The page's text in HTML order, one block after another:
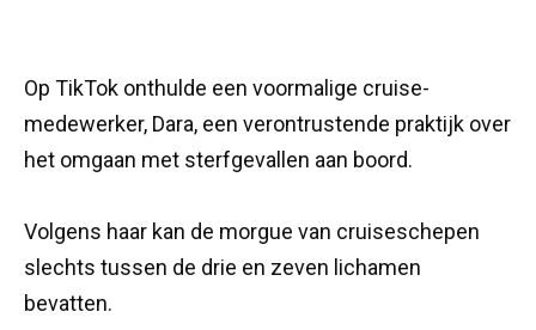
Op TikTok onthulde een voormalige cruise-
medewerker, Dara, een verontrustende praktijk over
het omgaan met sterfgevallen aan boord.
Volgens haar kan de morgue van cruiseschepen
slechts tussen de drie en zeven lichamen
bevatten.